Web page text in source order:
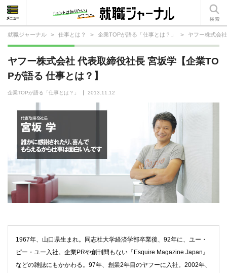
就職ジャーナル > 仕事とは？ > 企業TOPが語る「仕事とは？」 > ヤフー株式会
ヤフー株式会社 代表取締役社長 宮坂学【企業TO
Pが語る 仕事とは？】
企業TOPが語る「仕事とは？」 2013.11.12
1967年、山口県生まれ。同志社大学経済学部卒業後、92年に、ユー・
ピー・ユー入社。企業PRや創刊間もない『Esquire Magazine Japan』
などの雑誌にもかかわる。97年、創業2年目のヤフーに入社。2002年、
就活相談
就活ノウハウ
仕事の選び方・ヒント
仕事とは？
就活コラム